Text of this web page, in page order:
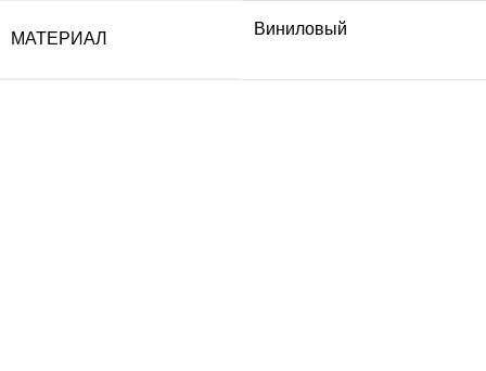
МАТЕРИАЛ
Виниловый